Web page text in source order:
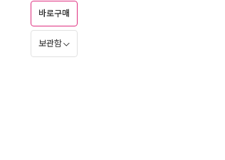
바로구매
보관함